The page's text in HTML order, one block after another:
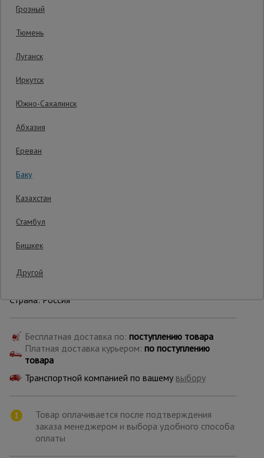
Вибротехника
для
арматурой
Уточнить цену
Страна: Россия
Бесплатная доставка по: поступлению товара
Платная доставка курьером: по поступлению
товара
Транспортной компанией по вашему выбору
Товар оплачивается после подтверждения
заказа менеджером и выбора удобного способа
оплаты
Грозный
Тюмень
Луганск
Иркутск
Южно-Сахалинск
Абхазия
Ереван
Баку
Казахстан
Стамбул
Бишкек
Другой